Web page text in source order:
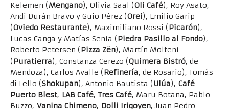
Kelemen (Mengano), Olivia Saal (Oli Café), Roy Asato,
Andi Durán Bravo y Guio Pérez (Orei), Emilio Garip
(Oviedo Restaurante), Maximiliano Rossi ( Picarón),
Lucas Canga y Matías Senia ( Piedra Pasillo al Fondo),
Roberto Petersen ( Pizza Zën), Martín Molteni
( Puratierra), Constanza Cerezo (Quimera Bistró, de
Mendoza), Carlos Avalle ( Refinería, de Rosario), Tomás
di Lello (Shokupan), Antonio Bautista ( Ulúa), Café
Puerto Blest, LAB Café, Tres Café, Maru Botana, Pablo
Buzzo, Vanina Chimeno, Dolli Irigoyen, Juan Pedro